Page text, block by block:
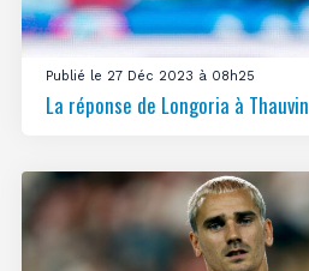
Publié le 27 Déc 2023 à 08h25
La réponse de Longoria à Thauvin